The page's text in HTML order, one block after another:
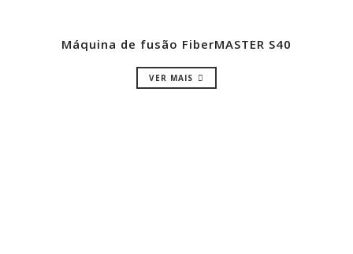
Máquina de fusão FiberMASTER S40
VER MAIS